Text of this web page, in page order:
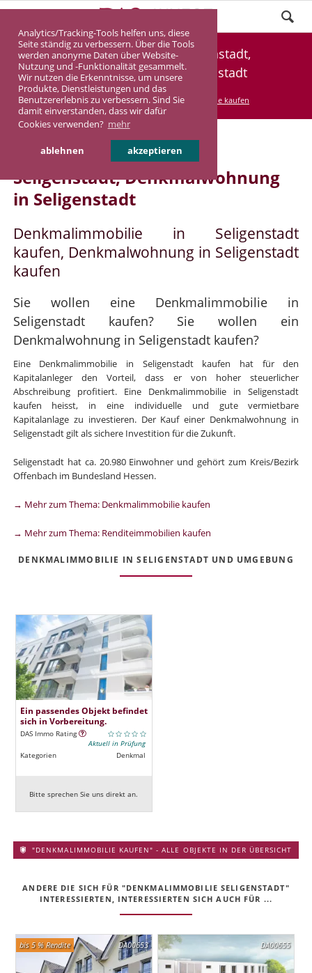
Analytics/Tracking-Tools helfen uns, diese
Seite ständig zu verbessern. Über die Tools
werden anonyme Daten über Website-
Nutzung und -Funktionalität gesammelt.
Wir nutzen die Erkenntnisse, um unsere
Produkte, Dienstleistungen und das
Benutzererlebnis zu verbessern. Sind Sie
damit einverstanden, dass wir dafür
Cookies verwenden? mehr
ablehnen akzeptieren
Denkmalimmobilie Seligenstadt,
Denkmalwohnung Seligenstadt
DASINVEST Service Denkmalimmobilie kaufen
Denkmalimmobilie in
Seligenstadt, Denkmalwohnung
in Seligenstadt
Denkmalimmobilie in Seligenstadt
kaufen, Denkmalwohnung in Seligenstadt
kaufen
Sie wollen eine Denkmalimmobilie in
Seligenstadt kaufen? Sie wollen ein
Denkmalwohnung in Seligenstadt kaufen?
Eine Denkmalimmobilie in Seligenstadt kaufen hat für den
Kapitalanleger den Vorteil, dass er von hoher steuerlicher
Abschreibung profitiert. Eine Denkmalimmobilie in Seligenstadt
kaufen heisst, in eine individuelle und gute vermietbare
Kapitalanlage zu investieren. Der Kauf einer Denkmalwohnung in
Seligenstadt gilt als sichere Investition für die Zukunft.
Seligenstadt hat ca. 20.980 Einwohner und gehört zum Kreis/Bezirk
Offenbach im Bundesland Hessen.
→ Mehr zum Thema: Denkmalimmobilie kaufen
→ Mehr zum Thema: Renditeimmobilien kaufen
DENKMALIMMOBILIE IN SELIGENSTADT UND UMGEBUNG
Ein passendes Objekt befindet
sich in Vorbereitung.
DAS Immo Rating
Aktuell in Prüfung
Kategorien
Denkmal
Bitte sprechen Sie uns direkt an.
"DENKMALIMMOBILIE KAUFEN" - ALLE OBJEKTE IN DER ÜBERSICHT
ANDERE DIE SICH FÜR "DENKMALIMMOBILIE SELIGENSTADT"
INTERESSIERTEN, INTERESSIERTEN SICH AUCH FÜR ...
DA00653
bis 5 % Rendite DA00655